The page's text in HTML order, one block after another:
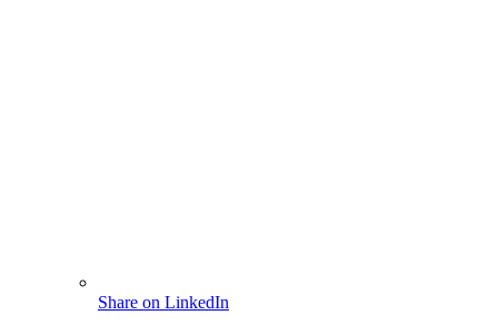
Share on LinkedIn